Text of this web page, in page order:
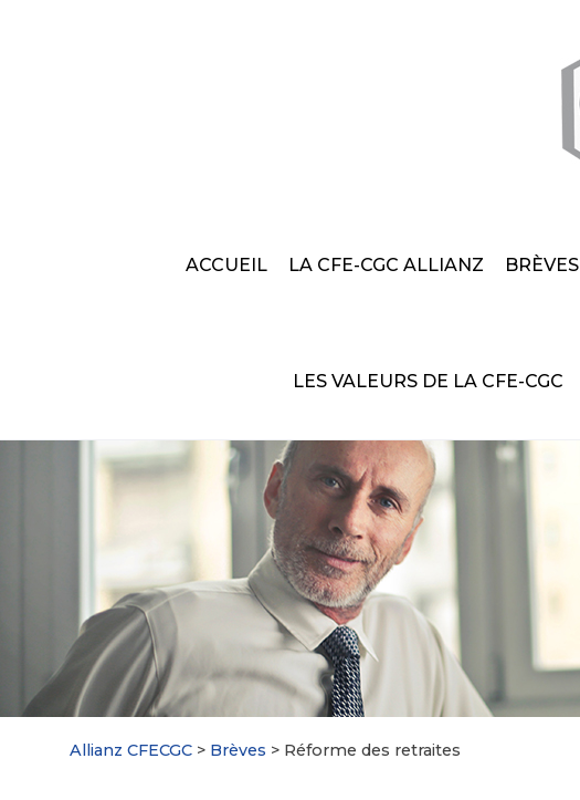
ACCUEIL LA CFE-CGC ALLIANZ BRÈVES
LES VALEURS DE LA CFE-CGC
Allianz CFECGC > Brèves > Réforme des retraites